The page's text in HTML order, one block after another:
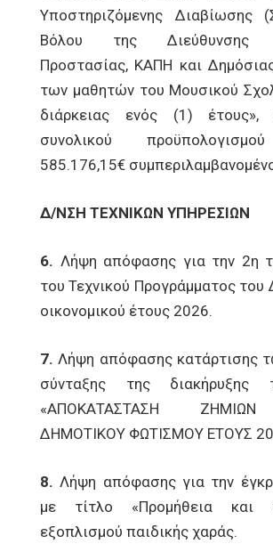
Υποστηριζόμενης Διαβίωσης
Βόλου της Διεύθυνσης
Προστασίας, ΚΑΠΗ και
των μαθητών του Μουσικού
διάρκειας ενός (1) έτους»,
συνολικού
585.176,15€
Δ/ΝΣΗ ΤΕΧΝΙΚΩΝ ΥΠΗΡΕΣΙΩΝ
6. Λήψη απόφασης για την 2η
του Τεχνικού Προγράμματος του
οικονομικού έτους 2026.
7.Λήψη απόφασης κατάρτισης
σύνταξης της διακήρυξης
«ΑΠΟΚΑΤΑΣΤΑΣΗ
ΔΗΜΟΤΙΚΟΥ ΦΩΤΙΣΜΟΥ ΕΤΟΥΣ
8.Λήψη απόφασης για την
με τίτλο «Προμήθεια και
εξοπλισμού παιδικής χαράς.